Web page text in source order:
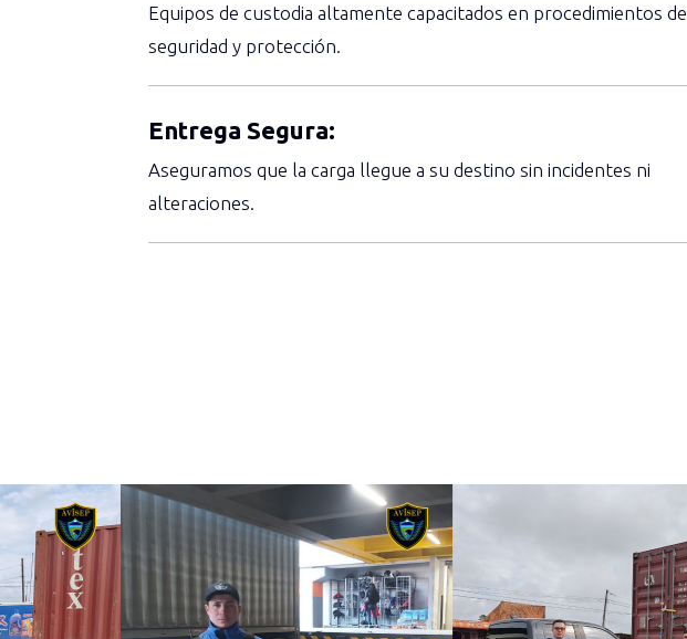
Equipos de custodia altamente capacitados en procedimientos de
seguridad y protección.
Entrega Segura:
Aseguramos que la carga llegue a su destino sin incidentes ni
alteraciones.